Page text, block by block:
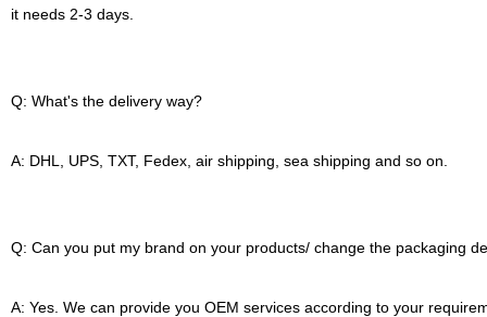
it needs 2-3 days.
Q: What's the delivery way?
A: DHL, UPS, TXT, Fedex, air shipping, sea shipping and so on.
Q: Can you put my brand on your products/ change the packaging
A: Yes. We can provide you OEM services according to your